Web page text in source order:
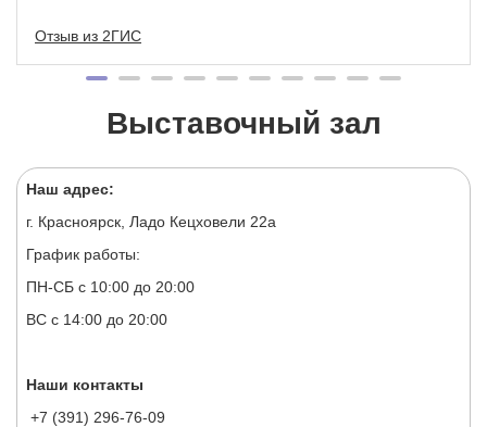
Отзыв из 2ГИС
Выставочный зал
Наш адрес:
г. Красноярск, Ладо Кецховели 22а
График работы:
ПН-СБ с 10:00 до 20:00
ВС с 14:00 до 20:00
Наши контакты
+7 (391) 296-76-09